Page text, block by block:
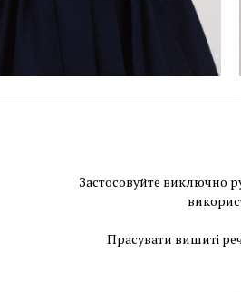
Застосовуйте виключно
Прасувати вишиті